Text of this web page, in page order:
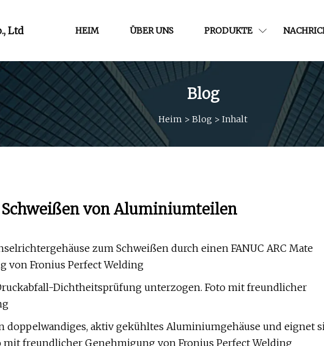
Ltd HEIM ÜBER UNS PRODUKTE
Blog
Heim > Blog > Inhalt
von Aluminiumteilen
zum Schweißen durch einen FANUC ARC Mate
von Fronius Perfect Welding
Dichtheitsprüfung unterzogen. Foto mit freundlicher
doppelwandiges, aktiv gekühltes Aluminiumgehäuse und eignet
mit freundlicher Genehmigung von Fronius Perfect Welding